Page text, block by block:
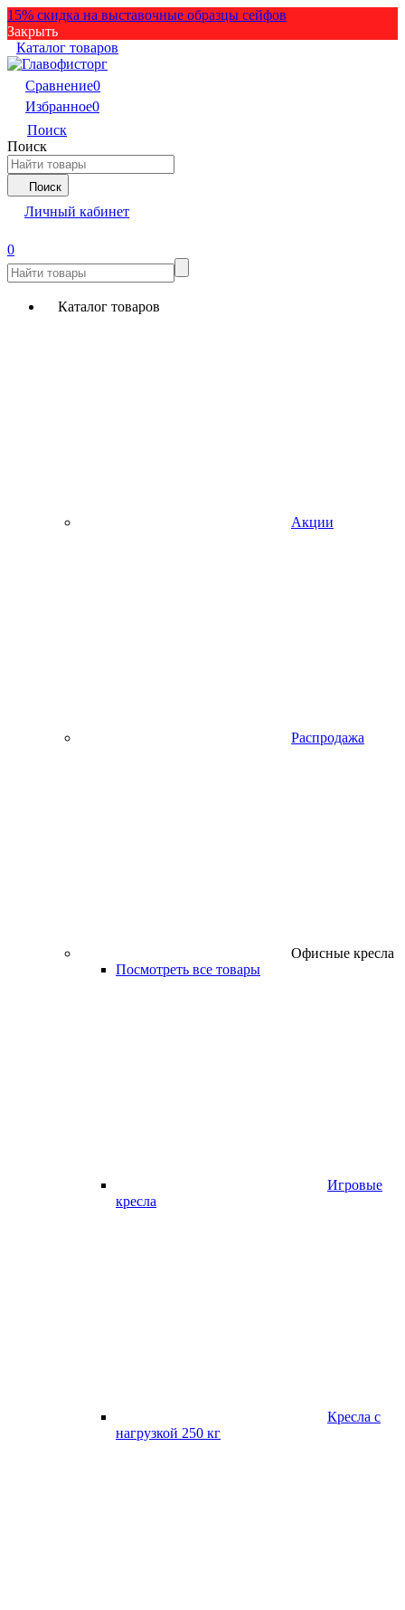
15% скидка на выставочные образцы сейфов
Закрыть
Каталог товаров
Сравнение0
Избранное0
Поиск
Поиск
Поиск
Личный кабинет
0
Каталог товаров
Акции
Распродажа
Офисные кресла
Посмотреть все товары
Игровые
кресла
Кресла с
нагрузкой 250 кг